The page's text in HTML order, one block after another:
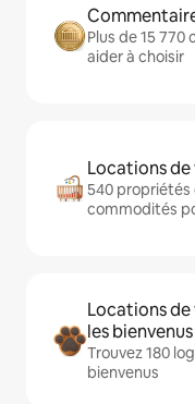
Plus de 15
aider à choisir
Locations de
540
commodités
Locations de
les bienvenus
Trouvez 180
bienvenus